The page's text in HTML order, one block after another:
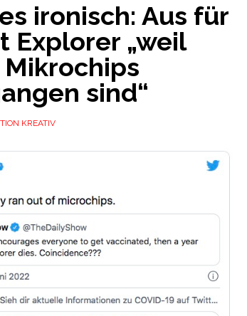
ironisch: Aus für
Explorer „weil
sind“
KREATIV